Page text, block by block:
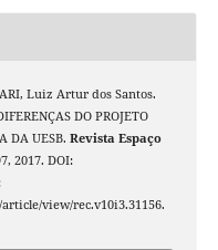
Luiz Artur dos Santos.
DO PROJETO
DA UESB. Revista Espaço
2017. DOI:
view/rec.v10i3.31156.